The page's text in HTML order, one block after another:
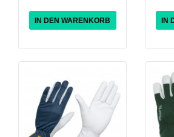
IN DEN WARENKORB IN